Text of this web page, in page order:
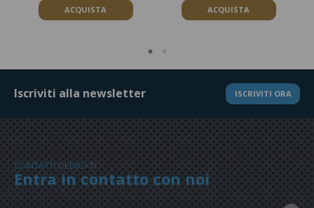
ACQUISTA ACQUISTA
Iscriviti alla newsletter ISCRIVITI ORA
CONTATTI DEDICATI
Entra in contatto con noi